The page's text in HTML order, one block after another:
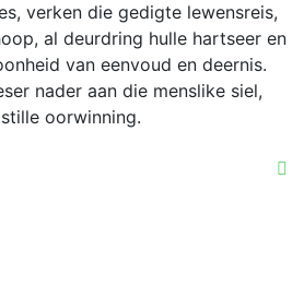
verken die gedigte lewensreis,
al deurdring hulle hartseer en
van eenvoud en deernis.
nader aan die menslike siel,
oorwinning.